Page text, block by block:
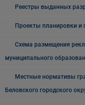
Реестры выданных
Проекты планировки и
Схема размещения
муниципального
Местные нормативы
Беловского городского